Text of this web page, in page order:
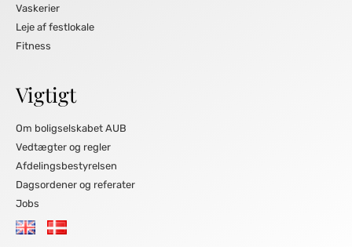
Vaskerier
Leje af festlokale
Fitness
Vigtigt
Om boligselskabet AUB
Vedtægter og regler
Afdelingsbestyrelsen
Dagsordener og referater
Jobs